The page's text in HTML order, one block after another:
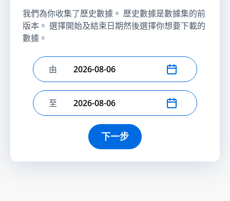
我們為你收集了歷史數據。 歷史數據是數據集的前
版本。 選擇開始及結束日期然後選擇你想要下載的
數據。
選擇開始日期
由
選擇結束日期
至
下一步